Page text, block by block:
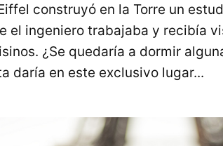
construyó en la Torre un
el ingeniero trabajaba y recibía
¿Se quedaría a dormir
daría en este exclusivo lugar...